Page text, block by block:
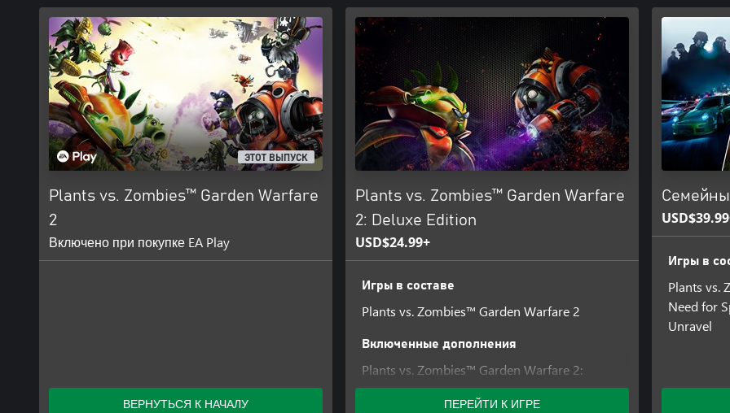
ЭТОТ ВЫПУСК
Plants vs. Zombies™ Garden Warfare
2
Включено при покупке EA Play
ВЕРНУТЬСЯ К НАЧАЛУ
Plants vs. Zombies™ Garden Warfare
2: Deluxe Edition
USD$24.99+
Игры в составе
Plants vs. Zombies™ Garden Warfare 2
Включенные дополнения
Plants vs. Zombies™ Garden Warfare 2:
Улучшение до Deluxe
ПЕРЕЙТИ К ИГРЕ
Игры в
Plants vs.
Need for
Unravel